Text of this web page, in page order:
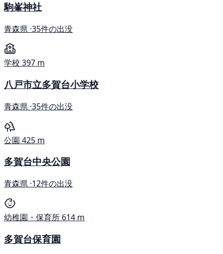
駒峯神社
青森県 ·35件の出没
学校 397 m
八戸市立多賀台小学校
青森県 ·35件の出没
公園 425 m
多賀台中央公園
青森県 ·12件の出没
幼稚園・保育所 614 m
多賀台保育園